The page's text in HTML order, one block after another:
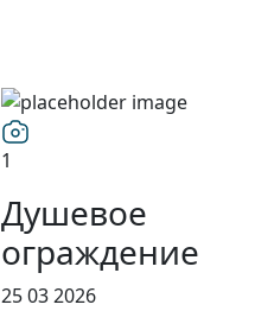
1
Душевое
ограждение
25 03 2026